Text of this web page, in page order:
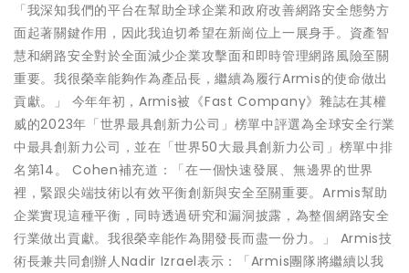
「我深知我們的平台在幫助全球企業和政府改善網路安全態勢方
面起著關鍵作用，因此我迫切希望在新崗位上一展身手。資產智
慧和網路安全對於全面減少企業攻擊面和即時管理網路風險至關
重要。我很榮幸能夠作為產品長，繼續為履行Armis的使命做出
貢獻。」 今年年初，Armis被《Fast Company》雜誌在其權
威的2023年「世界最具創新力公司」榜單中評選為全球安全行業
中最具創新力公司，並在「世界50大最具創新力公司」榜單中排
名第14。 Cohen補充道：「在一個快速發展、無邊界的世界
裡，緊跟尖端技術以有效平衡創新與安全至關重要。Armis幫助
企業實現這種平衡，同時透過研究和漏洞披露，為整個網路安全
行業做出貢獻。我很榮幸能作為開發長而盡一份力。」 Armis技
術長兼共同創辦人Nadir Izrael表示：「Armis團隊將繼續以我